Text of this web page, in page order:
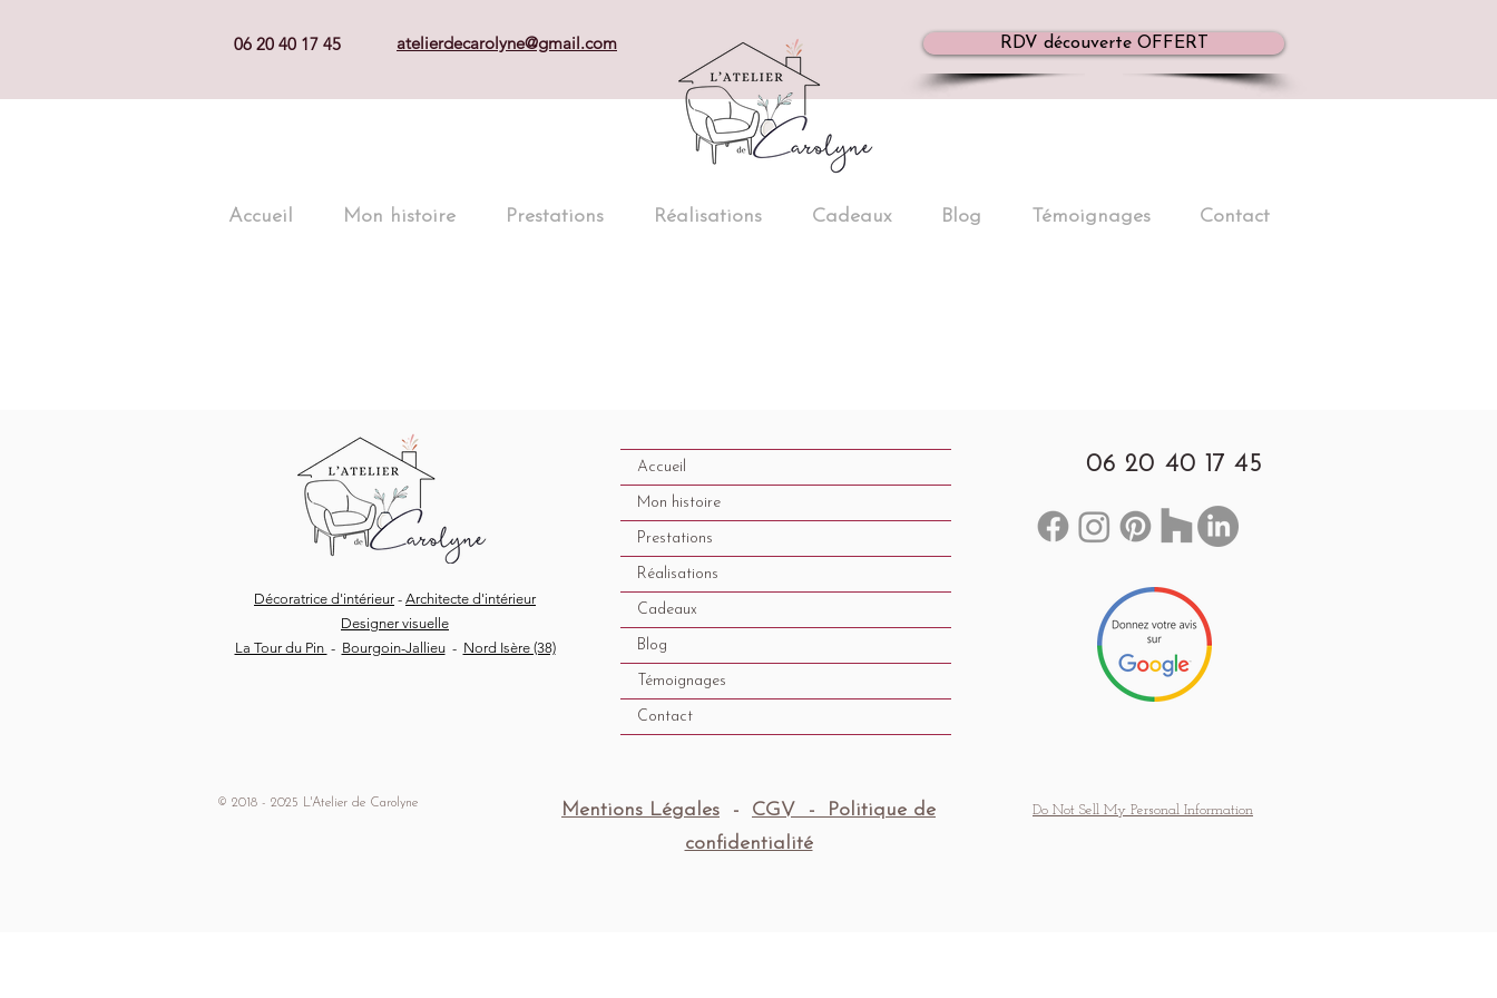
06 20 40 17 45 atelierdecarolyne@gmail.com RDV découverte OFFERT
Accueil Mon histoire Prestations Réalisations Cadeaux Blog Témoignages Contact
Décoratrice d'intérieur- Architecte d'intérieur
Designer visuelle
La Tour du Pin - Bourgoin-Jallieu- Nord Isère (38)
Accueil
Mon histoire
Prestations
Réalisations
Cadeaux
Blog
Témoignages
Contact
06 20 40 17 45
Mentions Légales - CGV -
Politique de
confidentialité
© 2018 - 2025 L'Atelier de Carolyne Do Not Sell My Personal Information